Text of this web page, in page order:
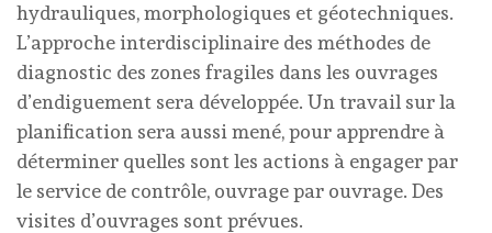
hydrauliques, morphologiques et géotechniques.
L’approche interdisciplinaire des méthodes de
diagnostic des zones fragiles dans les ouvrages
d’endiguement sera développée. Un travail sur la
planification sera aussi mené, pour apprendre à
déterminer quelles sont les actions à engager par
le service de contrôle, ouvrage par ouvrage. Des
visites d’ouvrages sont prévues.